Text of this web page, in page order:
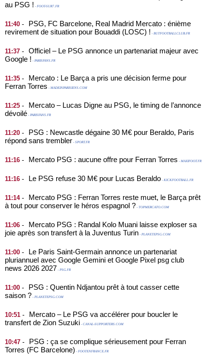
au PSG ! - FOOT-SUR7.FR
11:40 -
PSG, FC Barcelone, Real Madrid Mercato : énième
revirement de situation pour Bouaddi (LOSC) ! - BUTFOOTBALLCLUB.FR
11:37 -
Officiel – Le PSG annonce un partenariat majeur avec
Google ! - PARISFANS.FR
11:35 -
Mercato : Le Barça a pris une décision ferme pour
Ferran Torres - MADEINPARISIENS.COM
11:25 -
Mercato – Lucas Digne au PSG, le timing de l’annonce
dévoilé - PARISFANS.FR
11:20 -
PSG : Newcastle dégaine 30 M€ pour Beraldo, Paris
répond sans trembler - SPORT.FR
11:16 - Mercato PSG : aucune offre pour Ferran Torres - MAXIFOOT.FR
11:16 - Le PSG refuse 30 M€ pour Lucas Beraldo - KICKFOOTBALL.FR
11:14-
Mercato PSG : Ferran Torres reste muet, le Barça prêt
à tout pour conserver le héros espagnol ? - TOPMERCATO.COM
11:06 -
Mercato PSG : Randal Kolo Muani laisse exploser sa
joie après son transfert à la Juventus Turin - PLANETEPSG.COM
11:00 -
Le Paris Saint-Germain annonce un partenariat
pluriannuel avec Google Gemini et Google Pixel psg club
news 2026 2027 - PSG.FR
11:00 -
PSG : Quentin Ndjantou prêt à tout casser cette
saison ? - PLANETEPSG.COM
10:51 -
Mercato – Le PSG va accélérer pour boucler le
transfert de Zion Suzuki - CANAL-SUPPORTERS.COM
10:47 -
PSG : ça se complique sérieusement pour Ferran
Torres (FC Barcelone) - FOOTENFRANCE.FR